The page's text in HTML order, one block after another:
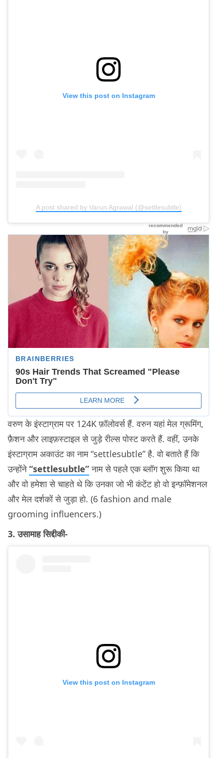
View this post on Instagram
A post shared by Varun Agrawal (@settlesubtle)
वरुण के इंस्टाग्राम पर 124K फ़ॉलोवर्स हैं. वरुन यहां मेल ग्रूमिंग,
फ़ैशन और लाइफ़स्टाइल से जुड़े रील्स पोस्ट करते हैं. वहीं, उनके
इंस्टाग्राम अकाउंट का नाम “settlesubtle” है. वो बताते हैं कि
उन्होंने“settlesubtle”नाम से पहले एक ब्लॉग शुरू किया था
और वो हमेशा से चाहते थे कि उनका जो भी कंटेंट हो वो इन्फ़ॉमेशनल
और मेल दर्शकों से जुड़ा हो. (6 fashion and male
grooming influencers.)
3. उसामाह सिद्दीकी-
View this post on Instagram